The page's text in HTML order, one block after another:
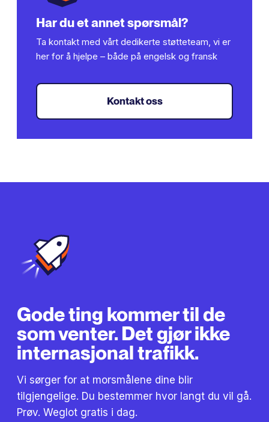
Har du et annet spørsmål?
Ta kontakt med vårt dedikerte støtteteam, vi er
her for å hjelpe – både på engelsk og fransk
Kontakt oss
Gode ​​ting kommer til de
som venter. Det gjør ikke
internasjonal trafikk.
Vi sørger for at morsmålene dine blir
tilgjengelige. Du bestemmer hvor langt du vil gå.
Prøv. Weglot gratis i dag.